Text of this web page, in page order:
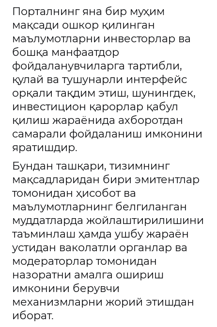
Порталнинг яна бир муҳим
мақсади ошкор қилинган
маълумотларни инвесторлар ва
бошқа манфаатдор
фойдаланувчиларга тартибли,
қулай ва тушунарли интерфейс
орқали тақдим этиш, шунингдек,
инвестицион қарорлар қабул
қилиш жараёнида ахборотдан
самарали фойдаланиш имконини
яратишдир.
Бундан ташқари, тизимнинг
мақсадларидан бири эмитентлар
томонидан ҳисобот ва
маълумотларнинг белгиланган
муддатларда жойлаштирилишини
таъминлаш ҳамда ушбу жараён
устидан ваколатли органлар ва
модераторлар томонидан
назоратни амалга ошириш
имконини берувчи
механизмларни жорий этишдан
иборат.